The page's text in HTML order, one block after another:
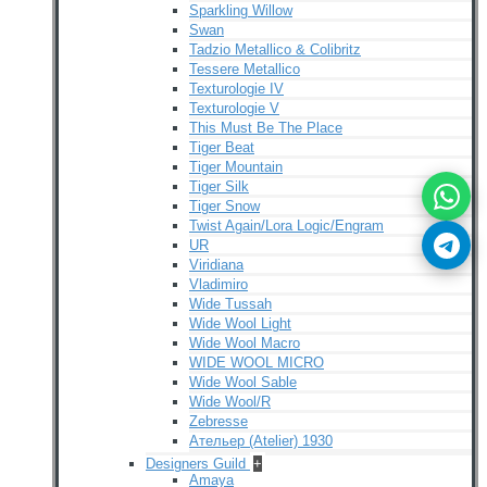
Sparkling Willow
Swan
Tadzio Metallico & Colibritz
Tessere Metallico
Texturologie IV
Texturologie V
This Must Be The Place
Tiger Beat
Tiger Mountain
Tiger Silk
Tiger Snow
Twist Again/Lora Logic/Engram
UR
Viridiana
Vladimiro
Wide Tussah
Wide Wool Light
Wide Wool Macro
WIDE WOOL MICRO
Wide Wool Sable
Wide Wool/R
Zebresse
Ательер (Atelier) 1930
Designers Guild +
Amaya